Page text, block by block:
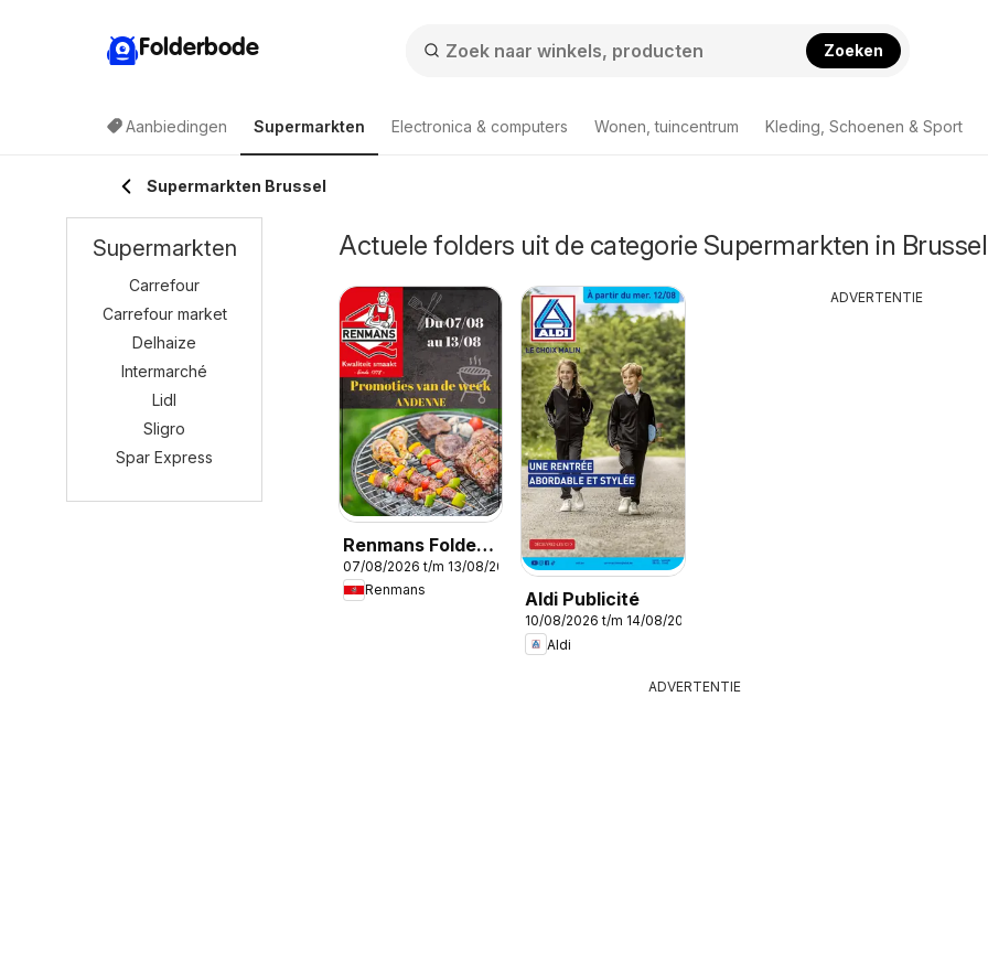
Folderbode Zoeken
Aanbiedingen Supermarkten Electronica & computers Wonen, tuincentrum Kleding, Schoenen & Sport
Supermarkten Brussel
Actuele folders uit de categorie Supermarkten in Brussel
Renmans Folder /
Publicité
07/08/2026 t/m 13/08/2026
Renmans
Aldi Publicité
10/08/2026 t/m 14/08/2026
Aldi
ADVERTENTIE
ADVERTENTIE
Supermarkten
Carrefour
Carrefour market
Delhaize
Intermarché
Lidl
Sligro
Spar Express